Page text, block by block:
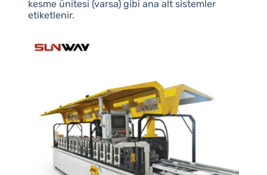
kesme ünitesi (varsa) gibi ana alt sistemler
etiketlenir.